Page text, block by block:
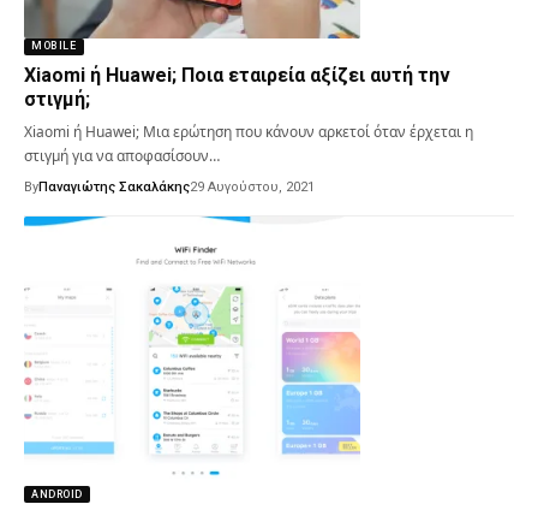
MOBILE
Xiaomi ή Huawei; Ποια εταιρεία αξίζει αυτή την
στιγμή;
Xiaomi ή Huawei; Μια ερώτηση που κάνουν αρκετοί όταν έρχεται η
στιγμή για να αποφασίσουν…
ByΠαναγιώτης Σακαλάκης29 Αυγούστου, 2021
ANDROID